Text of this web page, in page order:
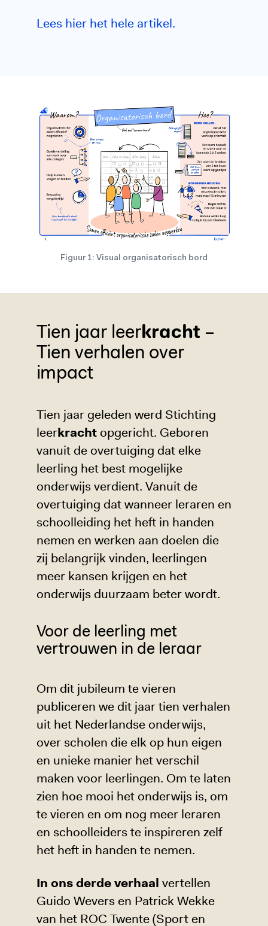
Lees hierhet hele artikel.
Figuur 1: Visual organisatorisch bord
Tien jaar leerkracht –
Tien verhalen over
impact
Tien jaar geleden werd Stichting
leerkrachtopgericht. Geboren
vanuit de overtuiging dat elke
leerling het best mogelijke
onderwijs verdient. Vanuit de
overtuiging dat wanneer leraren en
schoolleiding het heft in handen
nemen en werken aan doelen die
zij belangrijk vinden, leerlingen
meer kansen krijgen en het
onderwijs duurzaam beter wordt.
Voor de leerling met
vertrouwen in de leraar
Om dit jubileum te vieren
publiceren we dit jaar tien verhalen
uit het Nederlandse onderwijs,
over scholen die elk op hun eigen
en unieke manier het verschil
maken voor leerlingen. Om te laten
zien hoe mooi het onderwijs is, om
te vieren en om nog meer leraren
en schoolleiders te inspireren zelf
het heft in handen te nemen.
In ons derde verhaal vertellen
Guido Wevers en Patrick Wekke
van het ROC Twente (Sport en